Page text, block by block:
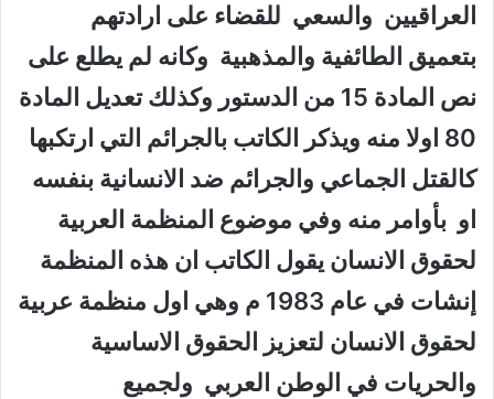
العراقيين والسعي للقضاء على ارادتهم
بتعميق الطائفية والمذهبية وكانه لم يطلع على
نص المادة 15 من الدستور وكذلك تعديل المادة
80 اولا منه ويذكر الكاتب بالجرائم التي ارتكبها
كالقتل الجماعي والجرائم ضد الانسانية بنفسه
او بأوامر منه وفي موضوع المنظمة العربية
لحقوق الانسان يقول الكاتب ان هذه المنظمة
إنشات في عام 1983 م وهي اول منظمة عربية
لحقوق الانسان لتعزيز الحقوق الاساسية
والحريات في الوطن العربي ولجميع